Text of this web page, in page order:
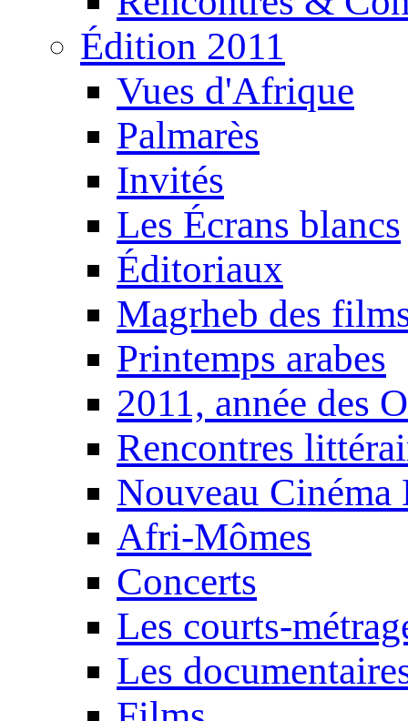
Édition 2011
Vues d'Afrique
Palmarès
Invités
Les Écrans blancs
Éditoriaux
Magrheb des
Printemps arabes
2011, année des
Rencontres
Nouveau Cinéma
Afri-Mômes
Concerts
Les courts-
Les